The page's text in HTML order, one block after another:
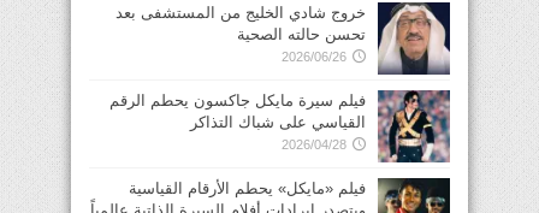
خروج شادي الخليج من المستشفى بعد
تحسن حالته الصحية
2026/06/26
فيلم سيرة مايكل جاكسون يحطم الرقم
القياسي على شباك التذاكر
2026/04/28
فيلم «مايكل» يحطم الأرقام القياسية